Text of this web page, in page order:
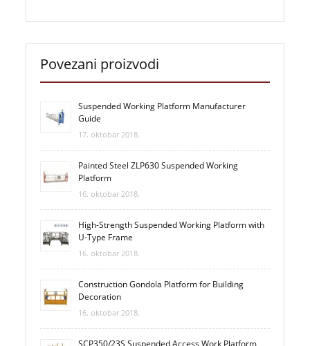
Povezani proizvodi
Suspended Working Platform Manufacturer
Guide
17. oktobar 2018.
Painted Steel ZLP630 Suspended Working
Platform
16. oktobar 2018.
High-Strength Suspended Working Platform with
U-Type Frame
16. oktobar 2018.
Construction Gondola Platform for Building
Decoration
16. oktobar 2018.
SCP350/23S Suspended Access Work Platform